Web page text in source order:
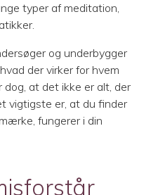
typer af meditation,
og underbygger
der virker for hvem
at det ikke er alt, der
vigtigste er, at du finder
fungerer i din